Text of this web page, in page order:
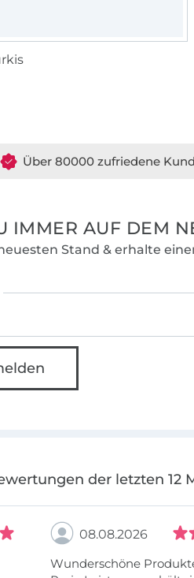
Über 80000 zufriedene
IMMER AUF DEM
Stand & erhalte
der letzten 12
08.08.2026
Wunderschöne